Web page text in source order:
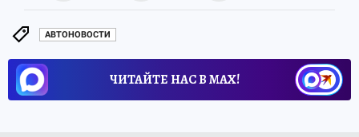
АВТОНОВОСТИ
ЧИТАЙТЕ НАС В МАХ!